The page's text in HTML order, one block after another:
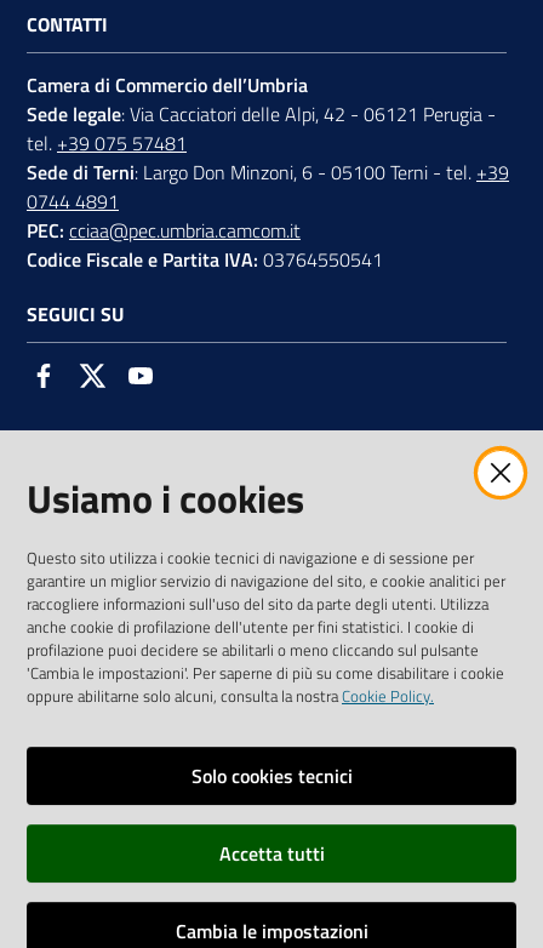
CONTATTI
Camera di Commercio dell’Umbria
Sede legale: Via Cacciatori delle Alpi, 42 - 06121 Perugia -
tel. +39 075 57481
Sede di Terni: Largo Don Minzoni, 6 - 05100 Terni - tel. +39
0744 4891
PEC: cciaa@pec.umbria.camcom.it
Codice Fiscale e Partita IVA: 03764550541
SEGUICI SU
FacebookTwitter
AMMINISTRAZIONE TRASPARENTE INTERCAM S.C.A.R.L.
Vai alla pagina
Media Policy
Mappa del sito
Dichiarazione di accessibilità
Usiamo i cookies
Questo sito utilizza i cookie tecnici di navigazione e di sessione per
garantire un miglior servizio di navigazione del sito, e cookie analitici per
raccogliere informazioni sull'uso del sito da parte degli utenti. Utilizza
anche cookie di profilazione dell'utente per fini statistici. I cookie di
profilazione puoi decidere se abilitarli o meno cliccando sul pulsante
'Cambia le impostazioni'. Per saperne di più su come disabilitare i cookie
oppure abilitarne solo alcuni, consulta la nostraCookie Policy.
Solo cookies tecnici
Accetta tutti
Cambia le impostazioni